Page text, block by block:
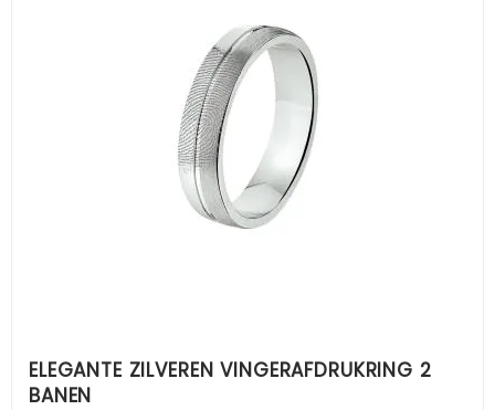
ELEGANTE ZILVEREN VINGERAFDRUKRING 2
BANEN